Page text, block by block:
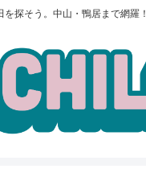
を探そう。中山・鴨居まで網羅！